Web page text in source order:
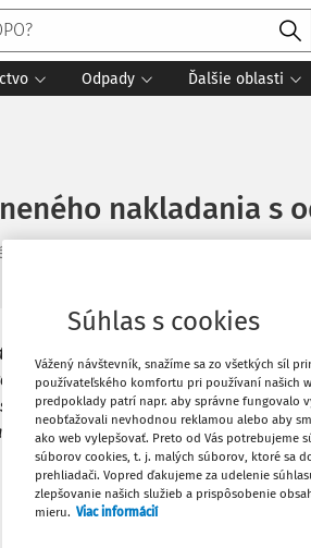
Odpady Ďalšie oblasti
nakladania s
podstaty trestného činu
objekt a objektívnu stránku tohto
stránke tohto trestného
právnej úpravy.
Súhlas s cookies
Vážený návštevník, snažíme sa zo všetkých síl
používateľského komfortu pri používaní našich
predpoklady patrí napr. aby správne fungovalo
neobťažovali nevhodnou reklamou alebo aby
ako web vylepšovať. Preto od Vás potrebujeme
súborov cookies, t. j. malých súborov, ktoré sa
prehliadači. Vopred ďakujeme za udelenie
zlepšovanie našich služieb a prispôsobenie
mieru. Viac informácií